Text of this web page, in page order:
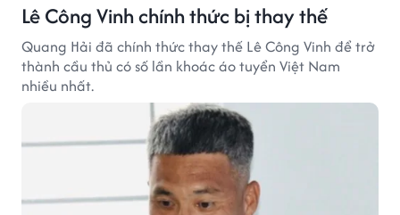
Lê Công Vinh chính thức bị thay thế
Quang Hải đã chính thức thay thế Lê Công Vinh để trở
thành cầu thủ có số lần khoác áo tuyển Việt Nam
nhiều nhất.